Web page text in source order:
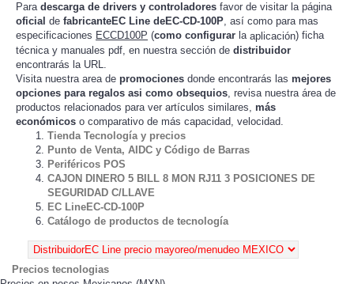
Para descarga de drivers y controladores favor de visitar la página
oficial de fabricanteEC Line deEC-CD-100P, así como para mas
especificaciones ECCD100P (como configurar la aplicación) ficha
técnica y manuales pdf, en nuestra sección de distribuidor
encontrarás la URL.
Visita nuestra area de promociones donde encontrarás las mejores
opciones para regalos asi como obsequios , revisa nuestra área de
productos relacionados para ver artículos similares más
económicos o comparativo de más capacidad, velocidad.
Tienda Tecnología y precios
Punto de Venta, AIDC y Código de Barras
Periféricos POS
CAJON DINERO 5 BILL 8 MON RJ11 3 POSICIONES DE
SEGURIDAD C/LLAVE
EC LineEC-CD-100P
Catálogo de productos de tecnología
Precios tecnologias